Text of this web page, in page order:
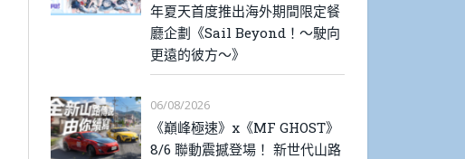
年夏天首度推出海外期間限定餐
廳企劃《Sail Beyond！～駛向
更遠的彼方～》
06/08/2026
《巔峰極速》x《MF GHOST》
8/6 聯動震撼登場！ 新世代山路